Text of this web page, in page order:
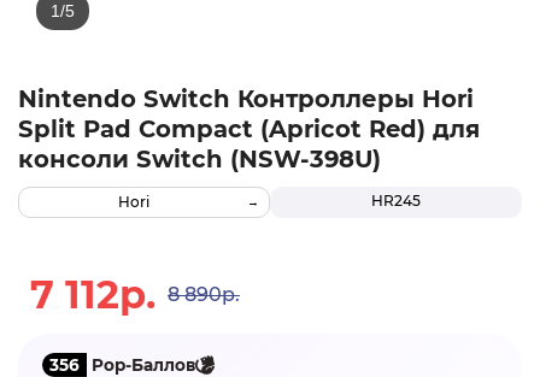
Nintendo Switch Контроллеры Hori
Split Pad Compact (Apricot Red) для
консоли Switch (NSW-398U)
HR245
Hori
7 112р. 8 890р.
356 Pop-Баллов